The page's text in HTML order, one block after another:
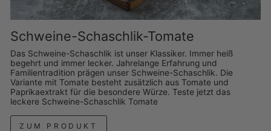
Schweine-Schaschlik-Tomate
Das Schweine-Schaschlik ist unser Klassiker. Immer heiß
begehrt und immer lecker. Jahrelange Erfahrung und
Familientradition prägen unser Schweine-Schaschlik. Die
Variante mit Tomate besteht zusätzlich aus Tomate und
Paprikaextrakt für die besondere Würze. Teste jetzt das
leckere Schweine-Schaschlik Tomate
ZUM PRODUKT